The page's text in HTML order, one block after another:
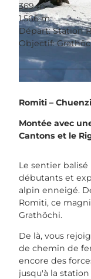
© Beat Brechbühl, Gäste-
369 m
1.566 m
Départ: Station
Objectif:
Romiti –
Montée avec
Cantons et le
Le sentier
débutants et
alpin enneigé.
Romiti, ce
Grathöchi.
De là, vous
de chemin de
encore des
jusqu'à la station